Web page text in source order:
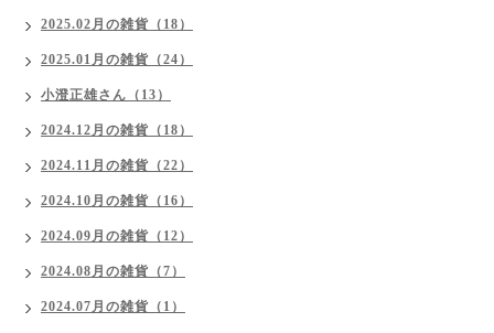
2025.02月の雑貨（18）
2025.01月の雑貨（24）
小澄正雄さん（13）
2024.12月の雑貨（18）
2024.11月の雑貨（22）
2024.10月の雑貨（16）
2024.09月の雑貨（12）
2024.08月の雑貨（7）
2024.07月の雑貨（1）